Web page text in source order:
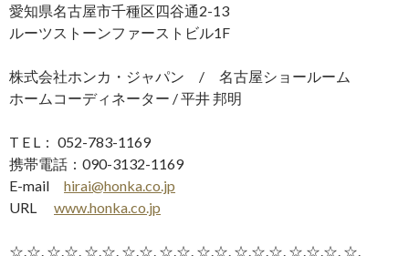
愛知県名古屋市千種区四谷通2-13
ルーツストーンファーストビル1F
株式会社ホンカ・ジャパン / 名古屋ショールーム
ホームコーディネーター / 平井 邦明
T E L： 052-783-1169
携帯電話：090-3132-1169
E-mail hirai@honka.co.jp
URL www.honka.co.jp
☆.☆. ☆.☆. ☆.☆. ☆.☆. ☆.☆. ☆.☆. ☆.☆.☆. ☆.☆.☆. ☆.